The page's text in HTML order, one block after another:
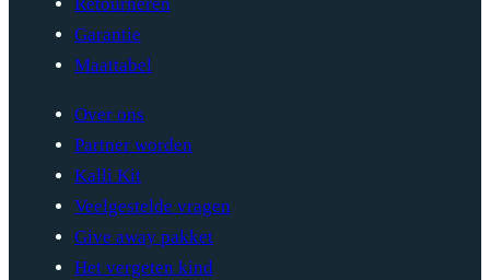
Retourneren
Garantie
Maattabel
Over ons
Partner worden
Kalli Kit
Veelgestelde vragen
Give away pakket
Het vergeten kind